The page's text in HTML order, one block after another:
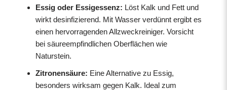
Essig oder Essigessenz: Löst Kalk und Fett und
wirkt desinfizierend. Mit Wasser verdünnt ergibt es
einen hervorragenden Allzweckreiniger. Vorsicht
bei säureempfindlichen Oberflächen wie
Naturstein.
Zitronensäure: Eine Alternative zu Essig,
besonders wirksam gegen Kalk. Ideal zum